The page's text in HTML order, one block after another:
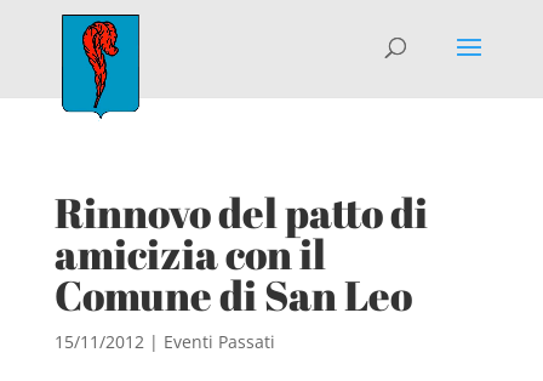
Rinnovo del patto di
amicizia con il
Comune di San Leo
15/11/2012| Eventi Passati